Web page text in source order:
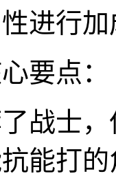
进行加
要点：
战士
能打